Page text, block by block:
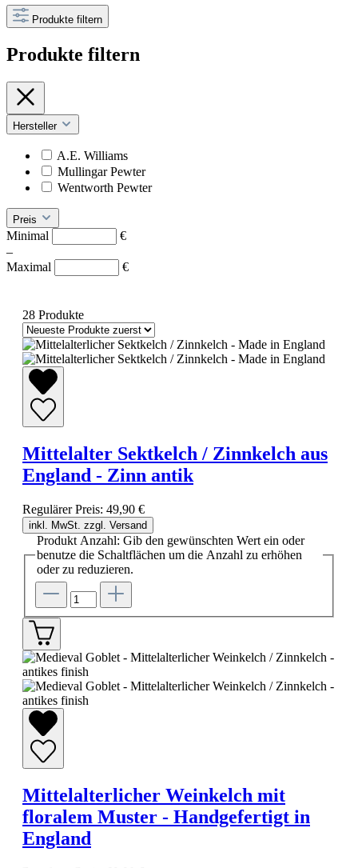
Produkte filtern
Produkte filtern
Hersteller
A.E. Williams
Mullingar Pewter
Wentworth Pewter
Preis
Minimal
€
–
Maximal
€
28 Produkte
Mittelalter Sektkelch / Zinnkelch aus
England - Zinn antik
Regulärer Preis: 49,90 €
inkl. MwSt. zzgl. Versand
Produkt Anzahl: Gib den gewünschten Wert ein oder
benutze die Schaltflächen um die Anzahl zu erhöhen
oder zu reduzieren.
Mittelalterlicher Weinkelch mit
floralem Muster - Handgefertigt in
England